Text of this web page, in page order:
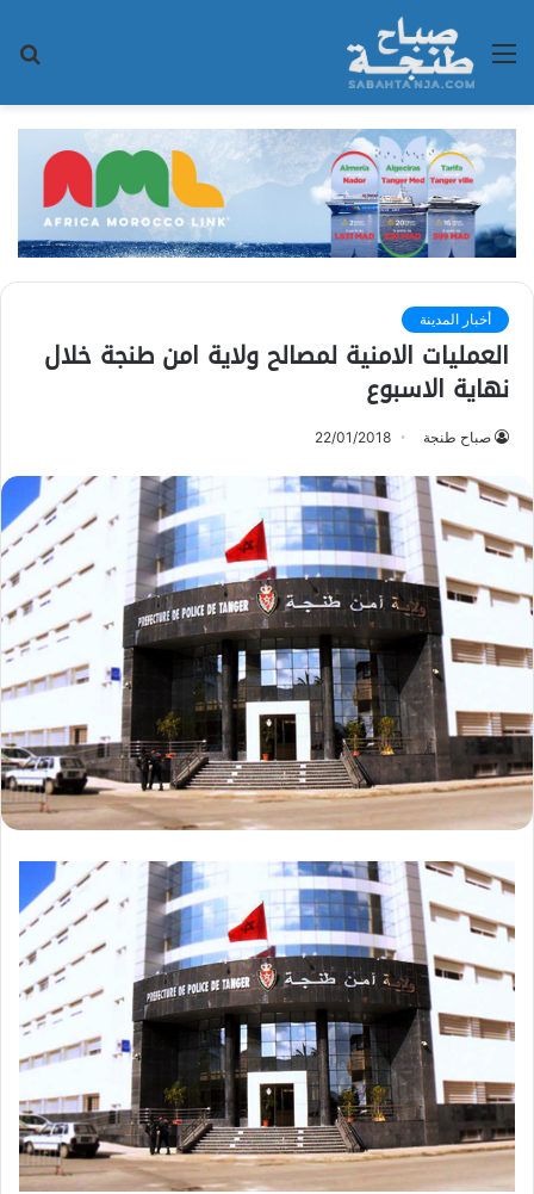
القائمة
أخبار المدينة
العمليات الامنية لمصالح ولاية امن طنجة خلال
نهاية الاسبوع
صباح طنجة 22/01/2018